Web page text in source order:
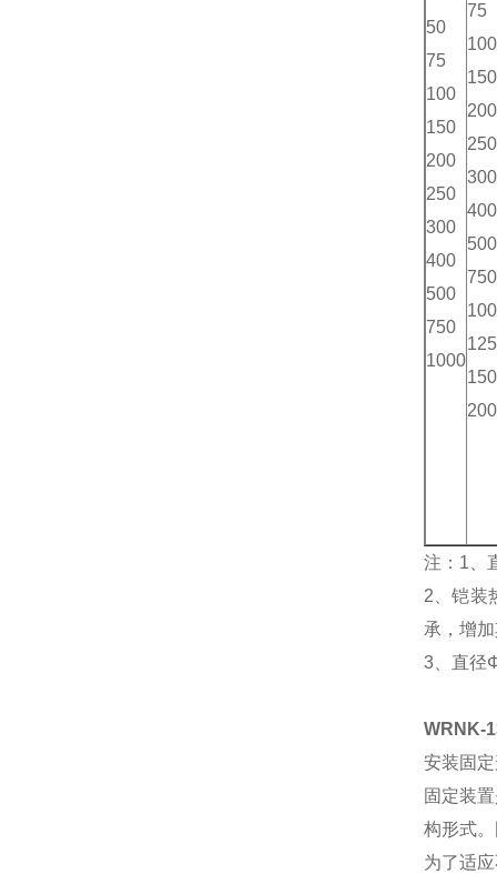
50
75
100
150
200
250
300
400
500
750
1000
75
100
150
200
250
300
400
500
750
注：1、
2、铠装
承，增
3、直径
WRNK-
安装固
固定装
构形式
为了适